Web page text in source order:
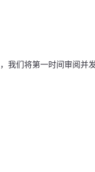
，我们将第一时间审阅并